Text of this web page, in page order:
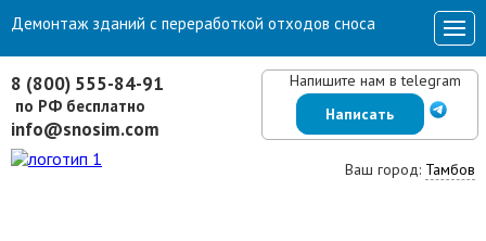
8 (800) 555-84-91
по РФ бесплатно
info@snosim.com
Напишите нам в telegram
Написать
Ваш город: Тамбов
Демонтаж зданий с переработкой отходов сноса